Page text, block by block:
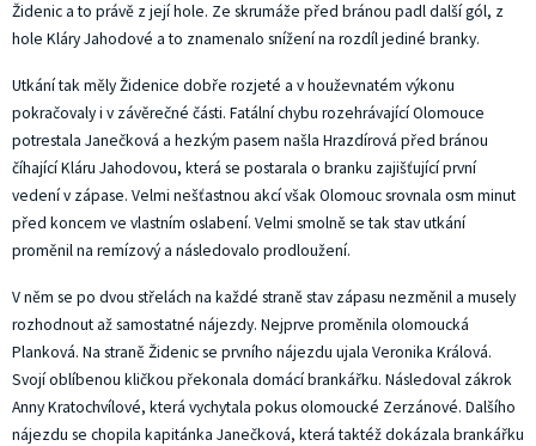
Židenic a to právě z její hole. Ze skrumáže před bránou padl další gól, z
hole Kláry Jahodové a to znamenalo snížení na rozdíl jediné branky.
Utkání tak měly Židenice dobře rozjeté a v houževnatém výkonu
pokračovaly i v závěrečné části. Fatální chybu rozehrávající Olomouce
potrestala Janečková a hezkým pasem našla Hrazdírová před bránou
číhající Kláru Jahodovou, která se postarala o branku zajišťující první
vedení v zápase. Velmi nešťastnou akcí však Olomouc srovnala osm minut
před koncem ve vlastním oslabení. Velmi smolně se tak stav utkání
proměnil na remízový a následovalo prodloužení.
V něm se po dvou střelách na každé straně stav zápasu nezměnil a musely
rozhodnout až samostatné nájezdy. Nejprve proměnila olomoucká
Planková. Na straně Židenic se prvního nájezdu ujala Veronika Králová.
Svojí oblíbenou kličkou překonala domácí brankářku. Následoval zákrok
Anny Kratochvílové, která vychytala pokus olomoucké Zerzánové. Dalšího
nájezdu se chopila kapitánka Janečková, která taktéž dokázala brankářku